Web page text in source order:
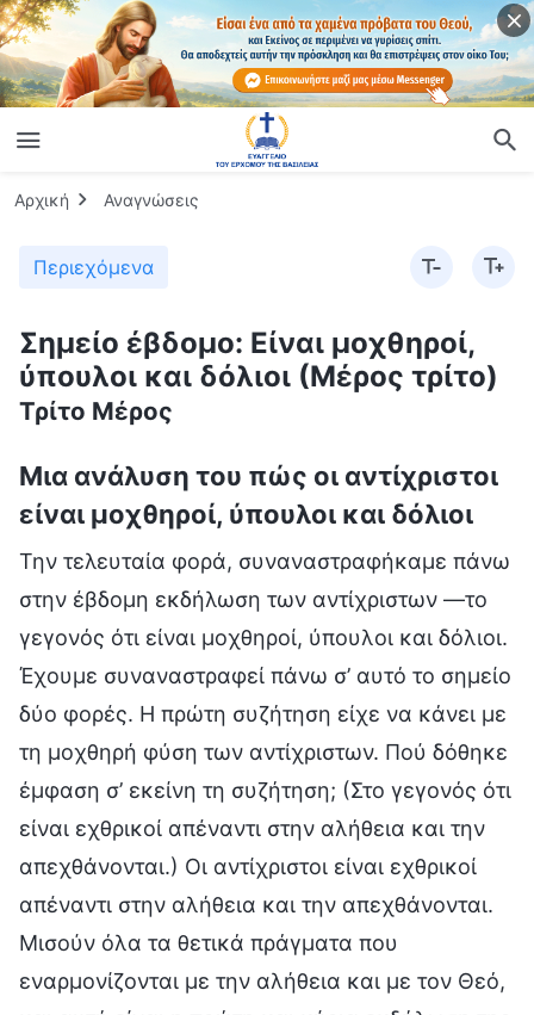
Αρχική Αναγνώσεις
Περιεχόμενα
Σημείο έβδομο: Είναι μοχθηροί,
ύπουλοι και δόλιοι (Μέρος τρίτο)
Τρίτο Μέρος
Μια ανάλυση του πώς οι αντίχριστοι
είναι μοχθηροί, ύπουλοι και δόλιοι
Την τελευταία φορά, συναναστραφήκαμε πάνω
στην έβδομη εκδήλωση των αντίχριστων —το
γεγονός ότι είναι μοχθηροί, ύπουλοι και δόλιοι.
Έχουμε συναναστραφεί πάνω σ’ αυτό το σημείο
δύο φορές. Η πρώτη συζήτηση είχε να κάνει με
τη μοχθηρή φύση των αντίχριστων. Πού δόθηκε
έμφαση σ’ εκείνη τη συζήτηση; (Στο γεγονός ότι
είναι εχθρικοί απέναντι στην αλήθεια και την
απεχθάνονται.) Οι αντίχριστοι είναι εχθρικοί
απέναντι στην αλήθεια και την απεχθάνονται.
Μισούν όλα τα θετικά πράγματα που
εναρμονίζονται με την αλήθεια και με τον Θεό,